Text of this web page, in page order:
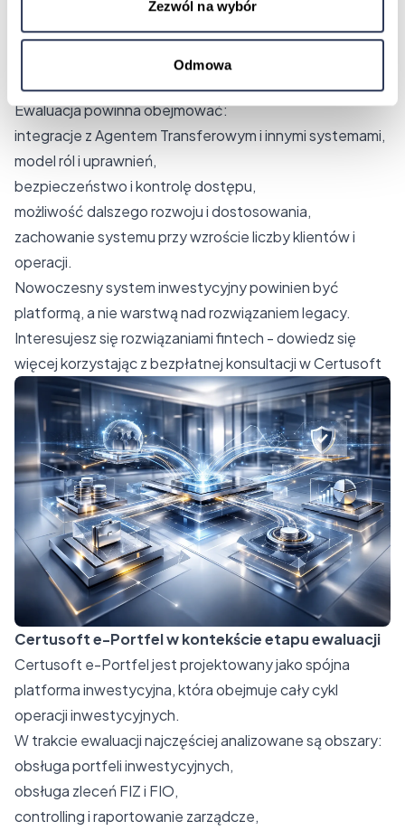
Zezwól na wybór
Odmowa
4. Architektura, integracje i skalowalność -
perspektywa CTO i IT
Dla zespołów technicznych kluczowe jest zrozumienie
architektury systemu.
Ewaluacja powinna obejmować:
integracje z Agentem Transferowym i innymi systemami,
model ról i uprawnień,
bezpieczeństwo i kontrolę dostępu,
możliwość dalszego rozwoju i dostosowania,
zachowanie systemu przy wzroście liczby klientów i
operacji.
Nowoczesny system inwestycyjny powinien być
platformą, a nie warstwą nad rozwiązaniem legacy.
Interesujesz się rozwiązaniami fintech - dowiedz się
więcej korzystając z bezpłatnej konsultacji w Certusoft
Certusoft e-Portfel w kontekście etapu ewaluacji
Certusoft e-Portfel jest projektowany jako spójna
platforma inwestycyjna, która obejmuje cały cykl
operacji inwestycyjnych.
W trakcie ewaluacji najczęściej analizowane są obszary:
obsługa portfeli inwestycyjnych,
obsługa zleceń FIZ i FIO,
controlling i raportowanie zarządcze,